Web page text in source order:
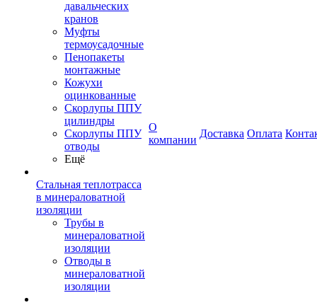
давальческих
кранов
Муфты
термоусадочные
Пенопакеты
монтажные
Кожухи
оцинкованные
Скорлупы ППУ
цилиндры
Скорлупы ППУ
отводы
Ещё
Стальная теплотрасса
в минераловатной
изоляции
Трубы в
минераловатной
изоляции
Отводы в
минераловатной
изоляции
О
компании
Доставка Оплата